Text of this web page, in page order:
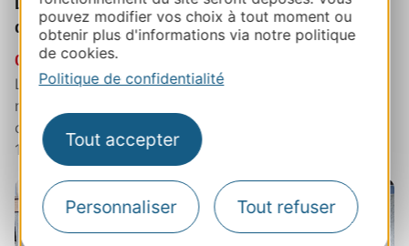
pouvez modifier vos choix à tout moment ou
obtenir plus d'informations via notre politique
de cookies.
Politique de confidentialité
Tout accepter
Personnaliser Tout refuser
Le Musée Fermat : un espace immersif autour
des mathématiques et du patrimoine
06 JUIL 2024
Le Musée Fermat : un espace immersif autour des
mathématiques et du patrimoine Pierre de Fermat,
célèbre mathématicien du XVIIème siècle, est né en
1607 à Beaumont-de-Lomagne...